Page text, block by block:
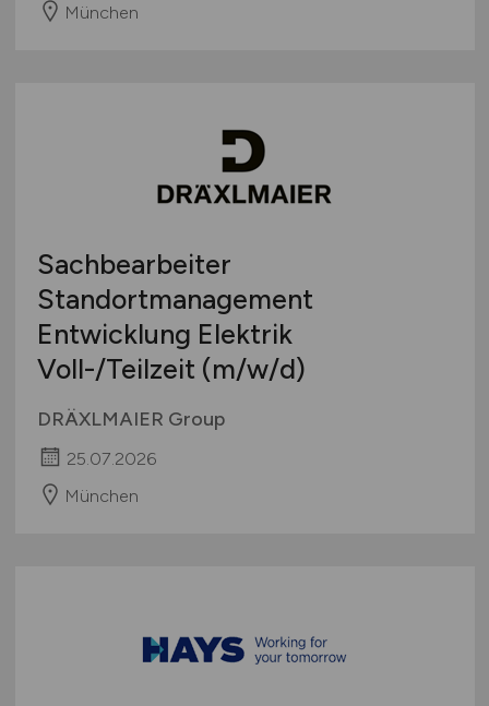
München
Sachbearbeiter
Standortmanagement
Entwicklung Elektrik
Voll-/Teilzeit (m/w/d)
DRÄXLMAIER Group
25.07.2026
München